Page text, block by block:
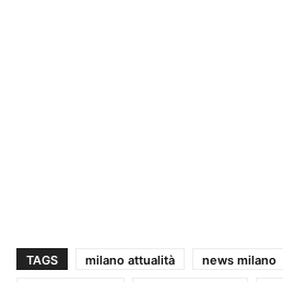
TAGS milano attualità news milano